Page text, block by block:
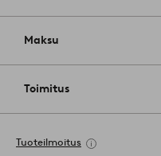
Maksu
Toimitus
Tuoteilmoitus